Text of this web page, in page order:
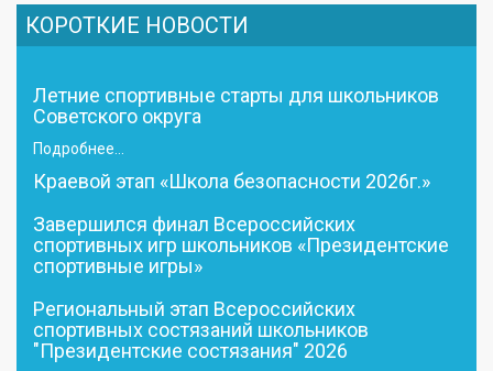
КОРОТКИЕ НОВОСТИ
Летние спортивные старты для школьников
Советского округа
Подробнее...
Краевой этап «Школа безопасности 2026г.»
Завершился финал Всероссийских
спортивных игр школьников «Президентские
спортивные игры»
Региональный этап Всероссийских
спортивных состязаний школьников
"Президентские состязания" 2026